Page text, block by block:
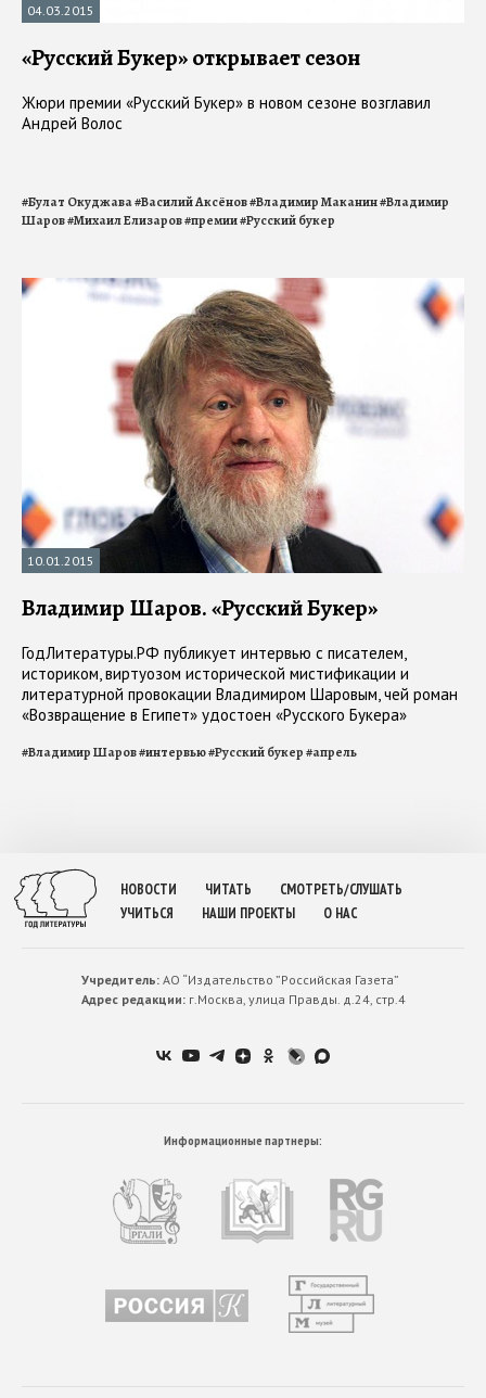
04.03.2015
«Русский Букер» открывает сезон
Жюри премии «Русский Букер» в новом сезоне возглавил
Андрей Волос
#Булат Окуджава#Василий Аксёнов#Владимир Маканин#Владимир
Шаров#Михаил Елизаров#премии#Русский букер
10.01.2015
Владимир Шаров. «Русский Букер»
ГодЛитературы.РФ публикует интервью с писателем,
историком, виртуозом исторической мистификации и
литературной провокации Владимиром Шаровым, чей роман
«Возвращение в Египет» удостоен «Русского Букера»
#Владимир Шаров#интервью#Русский букер#апрель
НОВОСТИ ЧИТАТЬ
СМОТРЕТЬ/СЛУШАТЬ
УЧИТЬСЯ
НАШИ ПРОЕКТЫ О НАС
Учредитель:АО “Издательство ”Российская Газета”
Адрес редакции:г.Москва, улица Правды. д.24, стр.4
Информационные партнеры: